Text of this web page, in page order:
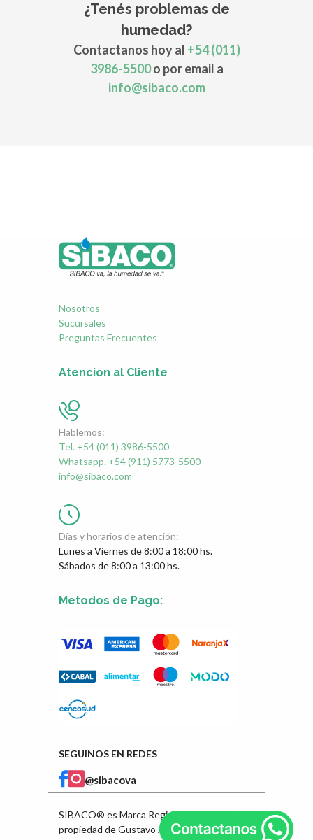
¿Tenés problemas de
humedad?
Contactanos hoy al +54 (011)
3986-5500o por email a
info@sibaco.com
Nosotros
Sucursales
Preguntas Frecuentes
Atencion al Cliente
Hablemos:
Tel. +54 (011) 3986-5500
Whatsapp. +54 (911) 5773-5500
info@sibaco.com
Días y horarios de atención:
Lunes a Viernes de 8:00 a 18:00 hs.
Sábados de 8:00 a 13:00 hs.
Metodos de Pago:
SEGUINOS EN REDES
@sibacova
SIBACO® es Marca Registrada en INPI
propiedad de Gustavo Ángel Ibarra